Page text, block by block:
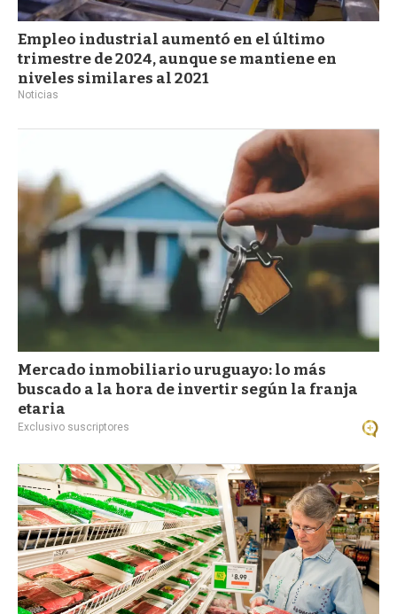
Empleo industrial aumentó en el último
trimestre de 2024, aunque se mantiene en
niveles similares al 2021
Noticias
Mercado inmobiliario uruguayo: lo más
buscado a la hora de invertir según la franja
etaria
Exclusivo suscriptores